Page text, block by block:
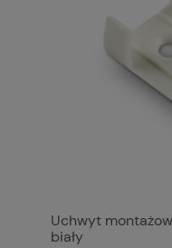
Uchwyt
biały